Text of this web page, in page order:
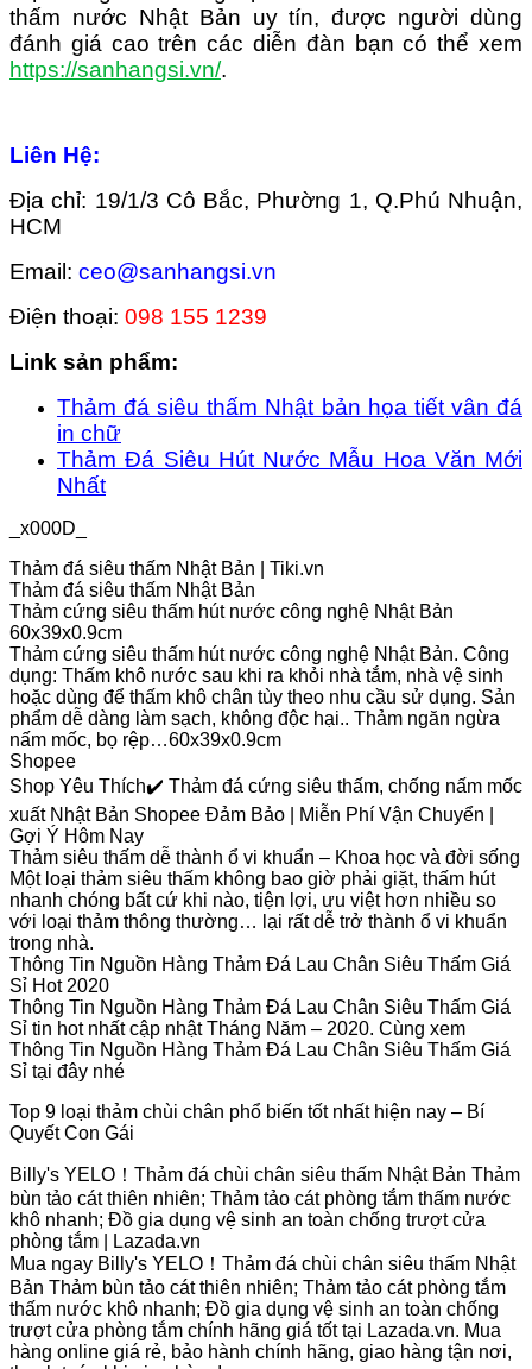
thấm nước Nhật Bản uy tín, được người dùng
đánh giá cao trên các diễn đàn bạn có thể xem
https://sanhangsi.vn/.
Liên Hệ:
Địa chỉ: 19/1/3 Cô Bắc, Phường 1, Q.Phú Nhuận,
HCM
Email: ceo@sanhangsi.vn
Điện thoại: 098 155 1239
Link sản phẩm:
Thảm đá siêu thấm Nhật bản họa tiết vân đá
in chữ
Thảm Đá Siêu Hút Nước Mẫu Hoa Văn Mới
Nhất
_x000D_
Thảm đá siêu thấm Nhật Bản | Tiki.vn
Thảm đá siêu thấm Nhật Bản
Thảm cứng siêu thấm hút nước công nghệ Nhật Bản
60x39x0.9cm
Thảm cứng siêu thấm hút nước công nghệ Nhật Bản. Công
dụng: Thấm khô nước sau khi ra khỏi nhà tắm, nhà vệ sinh
hoặc dùng để thấm khô chân tùy theo nhu cầu sử dụng. Sản
phẩm dễ dàng làm sạch, không độc hại.. Thảm ngăn ngừa
nấm mốc, bọ rệp…60x39x0.9cm
Shopee
Shop Yêu Thích✔️ Thảm đá cứng siêu thấm, chống nấm mốc
xuất Nhật Bản Shopee Đảm Bảo | Miễn Phí Vận Chuyển |
Gợi Ý Hôm Nay
Thảm siêu thấm dễ thành ổ vi khuẩn – Khoa học và đời sống
Một loại thảm siêu thấm không bao giờ phải giặt, thấm hút
nhanh chóng bất cứ khi nào, tiện lợi, ưu việt hơn nhiều so
với loại thảm thông thường… lại rất dễ trở thành ổ vi khuẩn
trong nhà.
Thông Tin Nguồn Hàng Thảm Đá Lau Chân Siêu Thấm Giá
Sỉ Hot 2020
Thông Tin Nguồn Hàng Thảm Đá Lau Chân Siêu Thấm Giá
Sỉ tin hot nhất cập nhật Tháng Năm – 2020. Cùng xem
Thông Tin Nguồn Hàng Thảm Đá Lau Chân Siêu Thấm Giá
Sỉ tại đây nhé
Top 9 loại thảm chùi chân phổ biến tốt nhất hiện nay – Bí
Quyết Con Gái
Billy's YELO！Thảm đá chùi chân siêu thấm Nhật Bản Thảm
bùn tảo cát thiên nhiên; Thảm tảo cát phòng tắm thấm nước
khô nhanh; Đồ gia dụng vệ sinh an toàn chống trượt cửa
phòng tắm | Lazada.vn
Mua ngay Billy's YELO！Thảm đá chùi chân siêu thấm Nhật
Bản Thảm bùn tảo cát thiên nhiên; Thảm tảo cát phòng tắm
thấm nước khô nhanh; Đồ gia dụng vệ sinh an toàn chống
trượt cửa phòng tắm chính hãng giá tốt tại Lazada.vn. Mua
hàng online giá rẻ, bảo hành chính hãng, giao hàng tận nơi,